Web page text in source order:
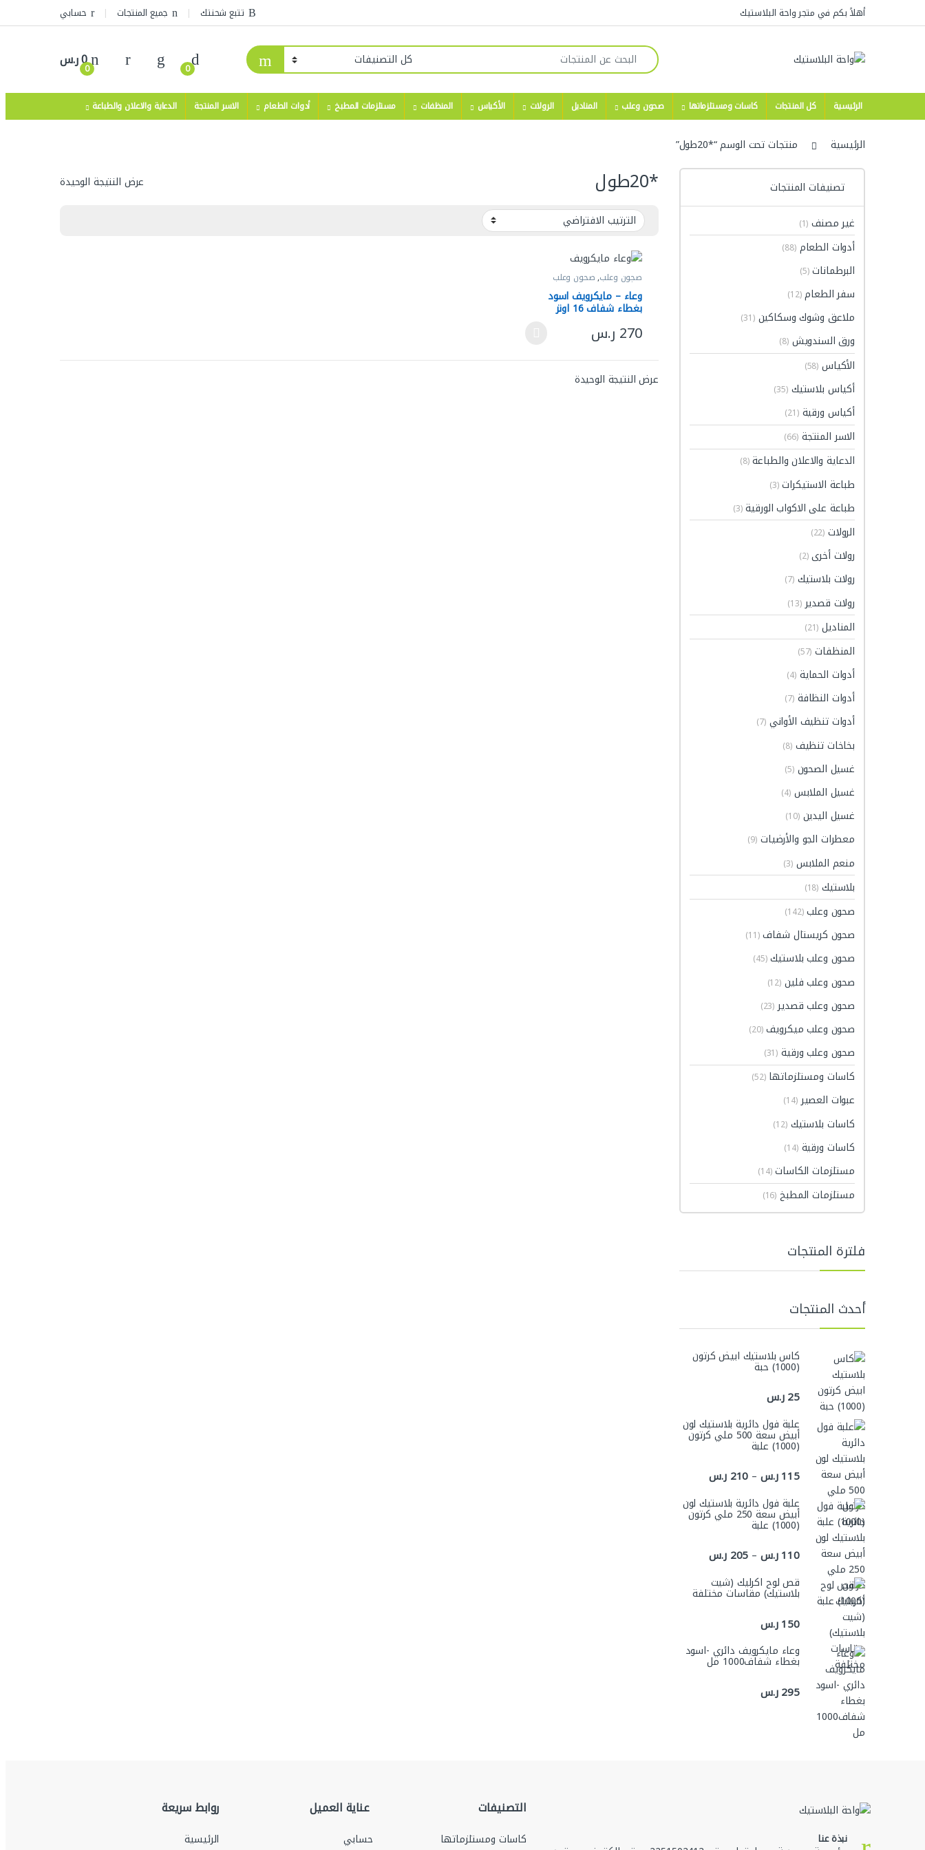
Skip to navigation
Skip to contentأهلاً بكم في متجر واحة البلاستيك تتبع شحنتك جميع المنتجات حسابي
Search for:
0
0
0ر.س
الرئيسية كل المنتجات كاسات ومستلزماتها صحون وعلب المناديل الرولات الأكياس المنظفات مستلزمات المطبخ أدوات الطعام الاسر المنتجة الدعاية والاعلان والطباعة
الرئيسية منتجات تحت الوسم “*20طول”
*20طول عرض النتيجة الوحيدة
صحون وعلب,صحون وعلب
ميكرويف
وعاء – مايكرويف اسود
بغطاء شفاف 16 اونز
مقاس (17عرض *20طول
*3ارتفاع ) سم
270 ر.س
هناك العديد من الأشكال المختلفة لهذا المنتج. يمكن اختيار الخيارات على صفحة المنتج
عرض النتيجة الوحيدة
تصنيفات المنتجات
غير مصنف (1)
أدوات الطعام(88)
البرطمانات(5)
سفر الطعام(12)
ملاعق وشوك وسكاكين(31)
ورق السندويش(8)
الأكياس (58)
أكياس بلاستيك(35)
أكياس ورقية(21)
الاسر المنتجة(66)
الدعاية والاعلان والطباعة(8)
طباعة الاستيكرات(3)
طباعة على الاكواب الورقية(3)
الرولات (22)
رولات أخرى(2)
رولات بلاستيك(7)
رولات قصدير(13)
المناديل (21)
المنظفات (57)
أدوات الحماية(4)
أدوات النظافة(7)
أدوات تنظيف الأواني(7)
بخاخات تنظيف(8)
غسيل الصحون(5)
غسيل الملابس(4)
غسيل اليدين(10)
معطرات الجو والأرضيات (9)
منعم الملابس(3)
بلاستيك (18)
صحون وعلب(142)
صحون كريستال شفاف(11)
صحون وعلب بلاستيك(45)
صحون وعلب فلين (12)
صحون وعلب قصدير(23)
صحون وعلب ميكرويف(20)
صحون وعلب ورقية (31)
كاسات ومستلزماتها(52)
عبوات العصير(14)
كاسات بلاستيك(12)
كاسات ورقية(14)
مستلزمات الكاسات(14)
مستلزمات المطبخ (16)
فلترة المنتجات
أحدث المنتجات
كاس بلاستيك ابيض كرتون
(1000) حبة
25 ر.س
علبة فول دائرية بلاستيك لون
أبيض سعة 500 ملي كرتون
(1000) علبة
115ر.س –
210 ر.سنطاق السعر: من ⁦115 ر.س⁩ خلال ⁦210 ر.س⁩
علبة فول دائرية بلاستيك لون
أبيض سعة 250 ملي كرتون
(1000) علبة
110ر.س –
205 ر.سنطاق السعر: من ⁦110 ر.س⁩ خلال ⁦205 ر.س⁩
قص لوح اكرليك (شيت
بلاستيك) مقاسات مختلفة
150ر.س
وعاء مايكرويف دائري -اسود
بغطاء شفاف1000 مل
295ر.س
نبذة عنا
التصنيفات
كاسات ومستلزماتها
عناية العميل
حسابي
روابط سريعة
الرئيسية